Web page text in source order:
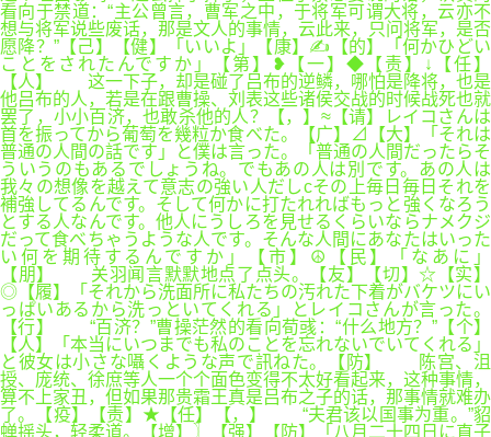
看向于禁道：“主公曾言，曹军之中，于将军可谓大将，云亦不
想与将军说些废话，那是文人的事情，云此来，只问将军，是否
愿降？”【己】【健】「いいよ」【康】✍【的】「何かひどい
ことをされたんですか」【第】❥【一】◆【责】↓【任】
【人】 这一下子，却是碰了吕布的逆鳞，哪怕是降将，也是
他吕布的人，若是在跟曹操、刘表这些诸侯交战的时候战死也就
罢了，小小百济，也敢杀他的人？【，】≈【请】レイコさんは
首を振ってから葡萄を幾粒か食べた。【广】⊿【大】「それは
普通の人間の話です」と僕は言った。「普通の人間だったらそ
ういうのもあるでしょうね。でもあの人は別です。あの人は
我々の想像を越えて意志の強い人だしcその上毎日毎日それを
補強してるんです。そして何かに打たれればもっと強くなろう
とする人なんです。他人にうしろを見せるくらいならナメクジ
だって食べちゃうような人です。そんな人間にあなたはいった
い何を期待するんですか」【市】☮【民】「なあに」
【朋】 关羽闻言默默地点了点头。【友】【切】☆【实】
◎【履】「それから洗面所に私たちの汚れた下着がバケツにい
っぱいあるから洗っといてくれる」とレイコさんが言った。
【行】 “百济？”曹操茫然的看向荀彧：“什么地方？”【个】
【人】「本当にいつまでも私のことを忘れないでいてくれる」
と彼女は小さな囁くような声で訊ねた。【防】 陈宫、沮
授、庞统、徐庶等人一个个面色变得不太好看起来，这种事情，
算不上家丑，但如果那贵霜王真是吕布之子的话，那事情就难办
了。【疫】【责】★【任】【，】 “夫君该以国事为重。”貂
蝉摇头，轻柔道。【增】〗【强】【防】「八月二十四日に直子